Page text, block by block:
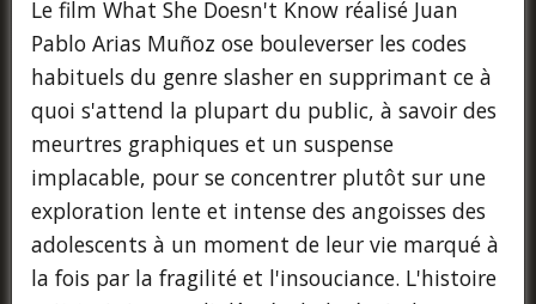
Le film What She Doesn't Know réalisé Juan
Pablo Arias Muñoz ose bouleverser les codes
habituels du genre slasher en supprimant ce à
quoi s'attend la plupart du public, à savoir des
meurtres graphiques et un suspense
implacable, pour se concentrer plutôt sur une
exploration lente et intense des angoisses des
adolescents à un moment de leur vie marqué à
la fois par la fragilité et l'insouciance. L'histoire